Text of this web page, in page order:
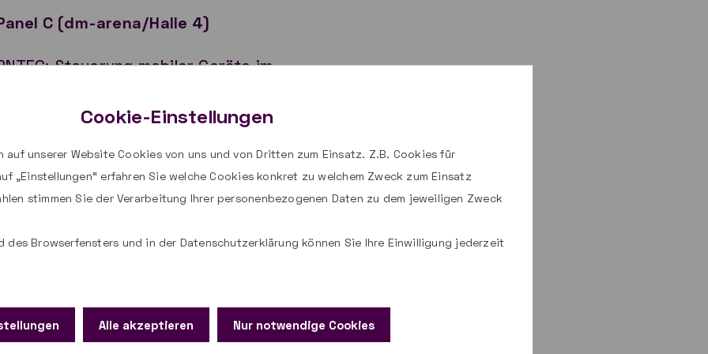
Cookie-Einstellungen
auf unserer Website Cookies von uns und von Dritten zum Einsatz. Z.B. Cookies für
„Einstellungen“ erfahren Sie welche Cookies konkret zu welchem Zweck zum Einsatz
stimmen Sie der Verarbeitung Ihrer personenbezogenen Daten zu dem jeweiligen Zweck
des Browserfensters und in der Datenschutzerklärung können Sie Ihre Einwilligung jederzeit
Alle akzeptieren Nur notwendige Cookies
C (dm-arena/Halle 4)
Steuerung mobiler Geräte im
„Relution for Education“ in der
auch am
R10 des Landesmedienzentrums
Dort beantworten wir gerne Ihre